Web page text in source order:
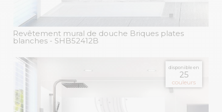
Revêtement mural de douche Briques plates
blanches - SHB52412B
disponible en
25
couleurs